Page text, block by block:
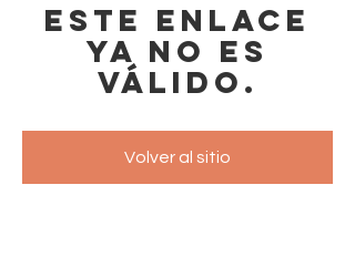
Este enlace
ya no es
válido.
Volver al sitio